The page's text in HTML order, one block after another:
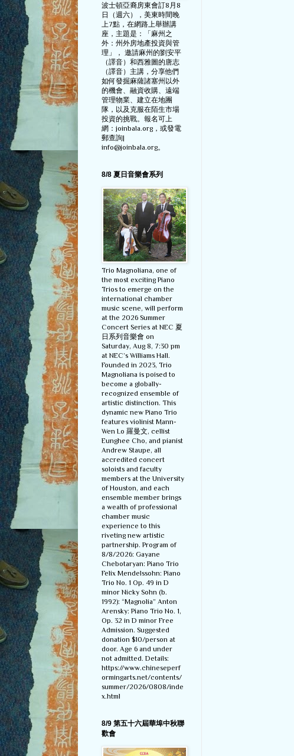
波士頓亞裔房東會訂8月8
日（週六），美東時間晚
上7點，在網路上舉辦講
座，主題是：「麻州之
外：州外房地產投資與管
理」， 邀請麻州的劉安平
（譯音）和西雅圖的唐志
（譯音）主講，分享他們
如何發掘麻薩諸塞州以外
的機會、融資收購、遠端
管理物業、建立在地團
隊，以及克服在陌生市場
投資的挑戰。報名可上
網：joinbala.org，或發電
郵查詢|
info@joinbala.org。
8/8 夏日音樂會系列
Trio Magnoliana, one of
the most exciting Piano
Trios to emerge on the
international chamber
music scene, will perform
at the 2026 Summer
Concert Series at NEC 夏
日系列音樂會 on
Saturday, Aug 8, 7:30 pm
at NEC’s Williams Hall.
Founded in 2023, Trio
Magnoliana is poised to
become a globally-
recognized ensemble of
artistic distinction. This
dynamic new Piano Trio
features violinist Mann-
Wen Lo 羅曼文, cellist
Eunghee Cho, and pianist
Andrew Staupe, all
accredited concert
soloists and faculty
members at the University
of Houston, and each
ensemble member brings
a wealth of professional
chamber music
experience to this
riveting new artistic
partnership. Program of
8/8/2026: Gayane
Chebotaryan: Piano Trio
Felix Mendelssohn: Piano
Trio No. 1 Op. 49 in D
minor Nicky Sohn (b.
1992): “Magnolia” Anton
Arensky: Piano Trio No. 1,
Op. 32 in D minor Free
Admission. Suggested
donation $10/person at
door. Age 6 and under
not admitted. Details:
https://www.chineseperf
ormingarts.net/contents/
summer/2026/0808/inde
x.html
8/9 第五十六屆華埠中秋聯
歡會